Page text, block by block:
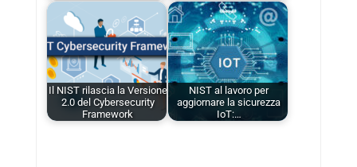
Il NIST rilascia la Versione
2.0 del Cybersecurity
Framework
NIST al lavoro per
aggiornare la sicurezza
IoT:…